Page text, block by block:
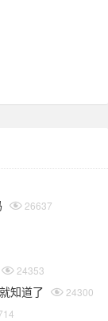
26637
24353
知道了 24300